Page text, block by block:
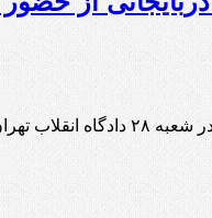
گادتب: تلاش مسئولان زندان اوین برای اعزام